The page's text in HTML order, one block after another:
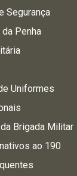
Segurança
Penha
Uniformes
Brigada Militar
ao 190